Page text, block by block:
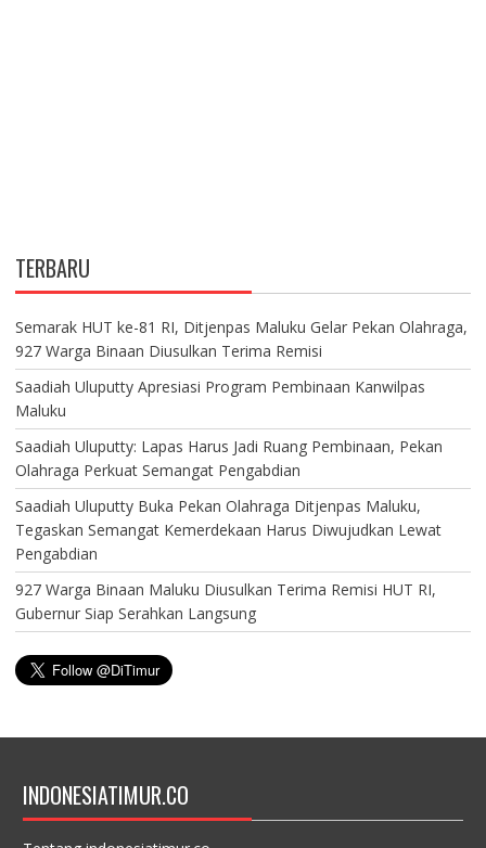
TERBARU
Semarak HUT ke-81 RI, Ditjenpas Maluku Gelar Pekan Olahraga,
927 Warga Binaan Diusulkan Terima Remisi
Saadiah Uluputty Apresiasi Program Pembinaan Kanwilpas
Maluku
Saadiah Uluputty: Lapas Harus Jadi Ruang Pembinaan, Pekan
Olahraga Perkuat Semangat Pengabdian
Saadiah Uluputty Buka Pekan Olahraga Ditjenpas Maluku,
Tegaskan Semangat Kemerdekaan Harus Diwujudkan Lewat
Pengabdian
927 Warga Binaan Maluku Diusulkan Terima Remisi HUT RI,
Gubernur Siap Serahkan Langsung
INDONESIATIMUR.CO